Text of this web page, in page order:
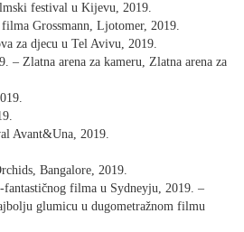
festival u Kijevu, 2019.
Grossmann, Ljotomer, 2019.
za djecu u Tel Avivu, 2019.
Zlatna arena za kameru, Zlatna arena za
Avant&Una, 2019.
Bangalore, 2019.
filma u Sydneyju, 2019. –
glumicu u dugometražnom filmu